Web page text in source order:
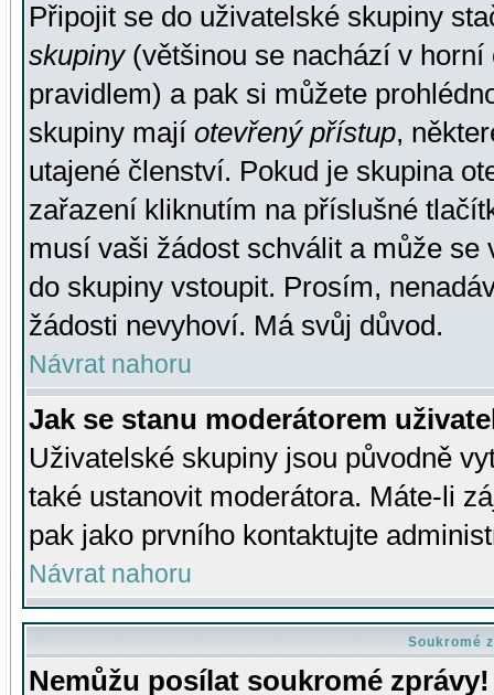
Připojit se do uživatelské skupiny
skupiny(většinou se nachází v horní
pravidlem) a pak si můžete
skupiny mají otevřený přístup,
utajené členství. Pokud je skupina
zařazení kliknutím na příslušné
musí vaši žádost schválit a může se
do skupiny vstoupit. Prosím,
žádosti nevyhoví. Má svůj důvod.
Návrat nahoru
Jak se stanu moderátorem
Uživatelské skupiny jsou původně
také ustanovit moderátora. Máte-li
pak jako prvního kontaktujte
Návrat nahoru
Soukromé
Nemůžu posílat soukromé zprávy!